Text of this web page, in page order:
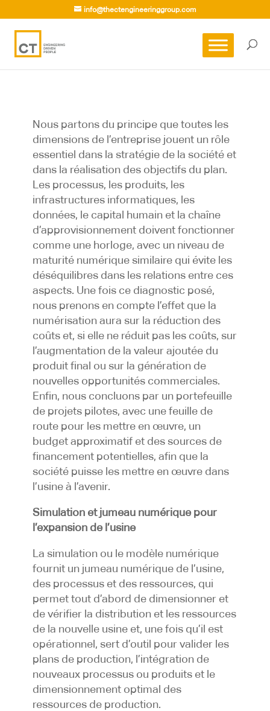
info@thectengineeringgroup.com
Nous partons du principe que toutes les
dimensions de l’entreprise jouent un rôle
essentiel dans la stratégie de la société et
dans la réalisation des objectifs du plan.
Les processus, les produits, les
infrastructures informatiques, les
données, le capital humain et la chaîne
d’approvisionnement doivent fonctionner
comme une horloge, avec un niveau de
maturité numérique similaire qui évite les
déséquilibres dans les relations entre ces
aspects. Une fois ce diagnostic posé,
nous prenons en compte l’effet que la
numérisation aura sur la réduction des
coûts et, si elle ne réduit pas les coûts, sur
l’augmentation de la valeur ajoutée du
produit final ou sur la génération de
nouvelles opportunités commerciales.
Enfin, nous concluons par un portefeuille
de projets pilotes, avec une feuille de
route pour les mettre en œuvre, un
budget approximatif et des sources de
financement potentielles, afin que la
société puisse les mettre en œuvre dans
l’usine à l’avenir.
Simulation et jumeau numérique pour
l’expansion de l’usine
La simulation ou le modèle numérique
fournit un jumeau numérique de l’usine,
des processus et des ressources, qui
permet tout d’abord de dimensionner et
de vérifier la distribution et les ressources
de la nouvelle usine et, une fois qu’il est
opérationnel, sert d’outil pour valider les
plans de production, l’intégration de
nouveaux processus ou produits et le
dimensionnement optimal des
ressources de production.